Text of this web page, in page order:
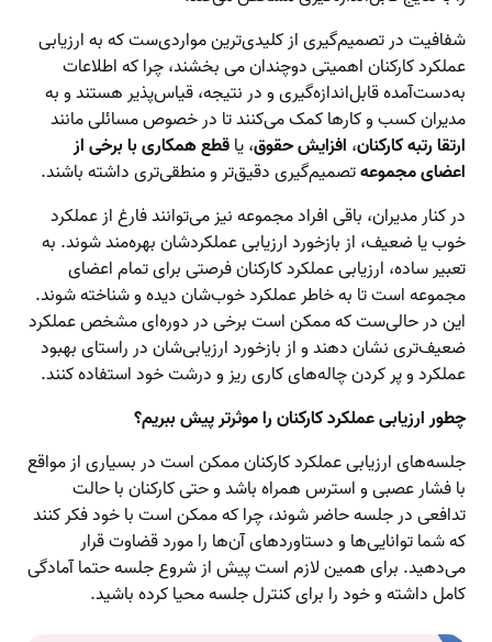
شفافیت در تصمیم‌گیری از کلیدی‌ترین مواردی‌ست که به ارزیابی
عملکرد کارکنان اهمیتی دوچندان می بخشند، چرا که اطلاعات
به‌دست‌آمده قابل‌اندازه‌گیری و در نتیجه، قیاس‌پذیر هستند و به
مدیران کسب و کارها کمک می‌کنند تا در خصوص مسائلی مانند
ارتقا رتبه کارکنان، افزایش حقوق، یاقطع همکاری با برخی از
اعضای مجموعهتصمیم‌گیری دقیق‌تر و منطقی‌تری داشته باشند.
در کنار مدیران، باقی افراد مجموعه نیز می‌توانند فارغ از عملکرد
خوب یا ضعیف، از بازخورد ارزیابی عملکردشان بهره‌مند شوند. به
تعبیر ساده، ارزیابی عملکرد کارکنان فرصتی برای تمام اعضای
مجموعه است تا به خاطر عملکرد خوب‌شان دیده و شناخته شوند.
این در حالی‌ست که ممکن است برخی در دوره‌ای مشخص عملکرد
ضعیف‌تری نشان دهند و از بازخورد ارزیابی‌شان در راستای بهبود
عملکرد و پر کردن چاله‌های کاری ریز و درشت خود استفاده کنند.
چطور ارزیابی عملکرد کارکنان را موثرتر پیش ببریم؟
جلسه‌های ارزیابی عملکرد کارکنان ممکن است در بسیاری از مواقع
با فشار عصبی و استرس همراه باشد و حتی کارکنان با حالت
تدافعی در جلسه حاضر شوند، چرا که ممکن است با خود فکر کنند
که شما توانایی‌ها و دستاوردهای آن‌ها را مورد قضاوت قرار
می‌دهید. برای همین لازم است پیش از شروع جلسه حتما آمادگی
کامل داشته و خود را برای کنترل جلسه محیا کرده باشید.